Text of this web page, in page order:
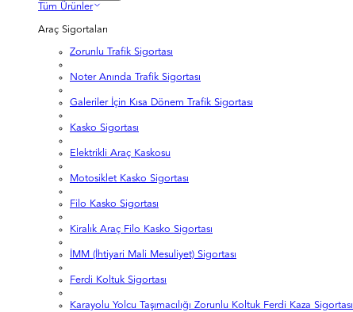
Tüm Ürünler
Araç Sigortaları
Zorunlu Trafik Sigortası
Noter Anında Trafik Sigortası
Galeriler İçin Kısa Dönem Trafik Sigortası
Kasko Sigortası
Elektrikli Araç Kaskosu
Motosiklet Kasko Sigortası
Filo Kasko Sigortası
Kiralık Araç Filo Kasko Sigortası
İMM (İhtiyari Mali Mesuliyet) Sigortası
Ferdi Koltuk Sigortası
Karayolu Yolcu Taşımacılığı Zorunlu Koltuk Ferdi Kaza Sigortası